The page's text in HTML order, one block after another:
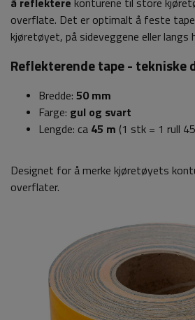
overflate. Det er optimalt å feste
kjøretøyet, på sideveggene eller langs
Reflekterende tape - tekniske
Bredde: 50 mm
Farge: gul og svart
Lengde: ca 45 m (1 stk = 1 rull
Designet for å merke kjøretøyets
overflater.